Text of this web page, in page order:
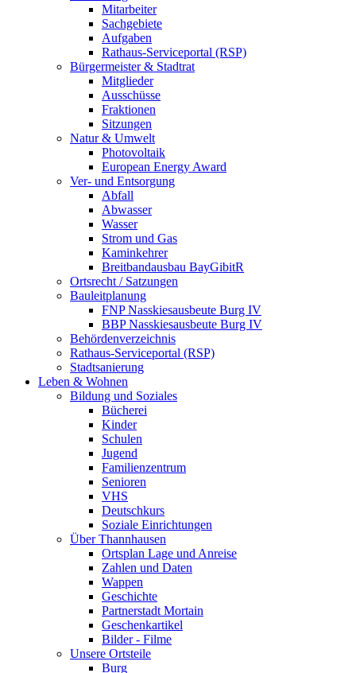
Mitarbeiter
Sachgebiete
Aufgaben
Rathaus-Serviceportal (RSP)
Bürgermeister & Stadtrat
Mitglieder
Ausschüsse
Fraktionen
Sitzungen
Natur & Umwelt
Photovoltaik
European Energy Award
Ver- und Entsorgung
Abfall
Abwasser
Wasser
Strom und Gas
Kaminkehrer
Breitbandausbau BayGibitR
Ortsrecht / Satzungen
Bauleitplanung
FNP Nasskiesausbeute Burg IV
BBP Nasskiesausbeute Burg IV
Behördenverzeichnis
Rathaus-Serviceportal (RSP)
Stadtsanierung
Leben & Wohnen
Bildung und Soziales
Bücherei
Kinder
Schulen
Jugend
Familienzentrum
Senioren
VHS
Deutschkurs
Soziale Einrichtungen
Über Thannhausen
Ortsplan Lage und Anreise
Zahlen und Daten
Wappen
Geschichte
Partnerstadt Mortain
Geschenkartikel
Bilder - Filme
Unsere Ortsteile
Burg